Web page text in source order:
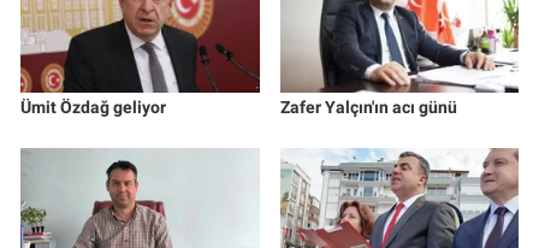
Ümit Özdağ geliyor Zafer Yalçın'ın acı günü